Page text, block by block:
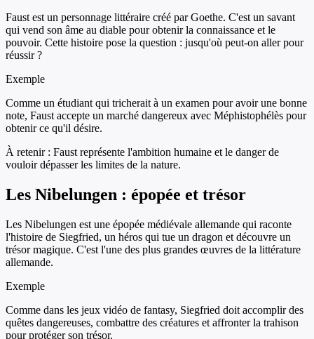
Faust est un personnage littéraire créé par Goethe. C'est un savant
qui vend son âme au diable pour obtenir la connaissance et le
pouvoir. Cette histoire pose la question : jusqu'où peut-on aller pour
réussir ?
Exemple
Comme un étudiant qui tricherait à un examen pour avoir une bonne
note, Faust accepte un marché dangereux avec Méphistophélès pour
obtenir ce qu'il désire.
À retenir : Faust représente l'ambition humaine et le danger de
vouloir dépasser les limites de la nature.
Les Nibelungen : épopée et trésor
Les Nibelungen est une épopée médiévale allemande qui raconte
l'histoire de Siegfried, un héros qui tue un dragon et découvre un
trésor magique. C'est l'une des plus grandes œuvres de la littérature
allemande.
Exemple
Comme dans les jeux vidéo de fantasy, Siegfried doit accomplir des
quêtes dangereuses, combattre des créatures et affronter la trahison
pour protéger son trésor.